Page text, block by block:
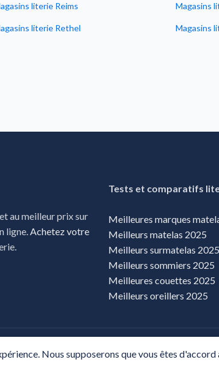
literie Reims
literie Rethel
Magasins
Magasins
au meilleur prix sur
ligne.Achetez votre
Tests et comparatifs
Meilleures marques
Meilleurs matelas 2025
Meilleurs surmatelas 2025
Meilleurs sommiers 2025
Meilleures couettes 2025
Meilleurs oreillers 2025
Nous supposerons que vous êtes d'accord